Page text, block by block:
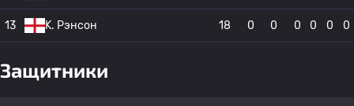
13 K. Рэнсон 18 0 0 0 0 0 0
Защитники